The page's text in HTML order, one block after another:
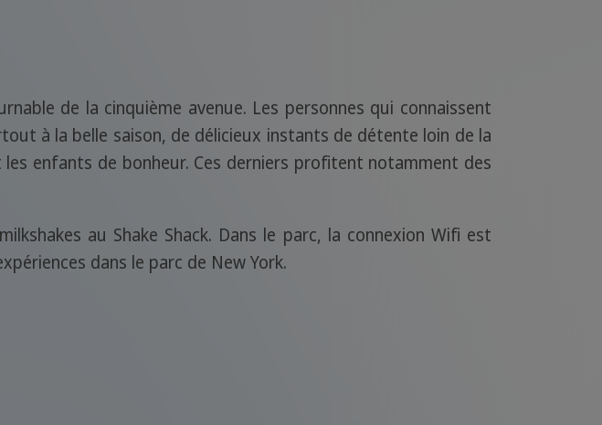
de la cinquième avenue. Les personnes qui connaissent
à la belle saison, de délicieux instants de détente loin de la
enfants de bonheur. Ces derniers profitent notamment des
au Shake Shack. Dans le parc, la connexion Wifi est
dans le parc de New York.